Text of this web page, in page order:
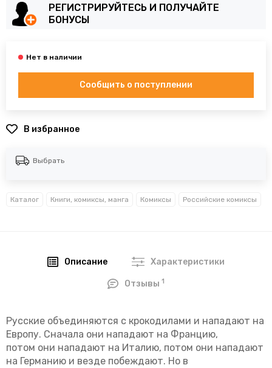
РЕГИСТРИРУЙТЕСЬ И ПОЛУЧАЙТЕ
БОНУСЫ
Сообщить о поступлении
В избранное
Выбрать
Каталог Книги, комиксы, манга Комиксы Российские комиксы
Описание Характеристики
Отзывы1
Русские объединяются с крокодилами и нападают на
Европу. Сначала они нападают на Францию,
потом они нападают на Италию, потом они нападают
на Германию и везде побеждают. Но в